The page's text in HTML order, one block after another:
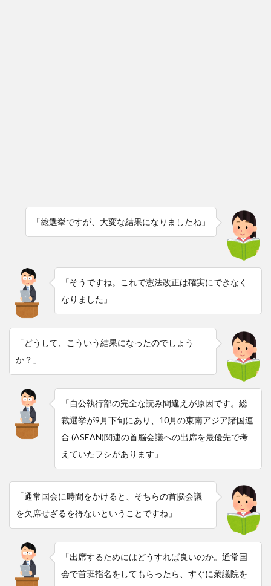
「総選挙ですが、大変な結果になりましたね」
「そうですね。これで憲法改正は確実にできなく
なりました」
「どうして、こういう結果になったのでしょう
か？」
「自公執行部の完全な読み間違えが原因です。総
裁選挙が9月下旬にあり、10月の東南アジア諸国連
合 (ASEAN)関連の首脳会議への出席を最優先で考
えていたフシがあります」
「通常国会に時間をかけると、そちらの首脳会議
を欠席せざるを得ないということですね」
「出席するためにはどうすれば良いのか。通常国
会で首班指名をしてもらったら、すぐに衆議院を